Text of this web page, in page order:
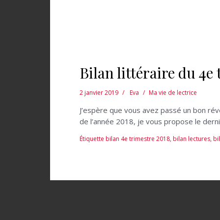
Bilan littéraire du 4e
2 janvier 2019 Eva Ma vie de lectrice
J’espère que vous avez passé un bon
de l’année 2018, je vous propose le
Étiquette bilan 4e trimestre 2018,bilan lectures,